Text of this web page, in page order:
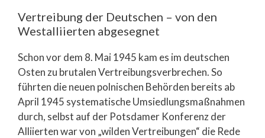
Vertreibung der Deutschen – von den
Westalliierten abgesegnet
Schon vor dem 8. Mai 1945 kam es im deutschen
Osten zu brutalen Vertreibungsverbrechen. So
führten die neuen polnischen Behörden bereits ab
April 1945 systematische Umsiedlungsmaßnahmen
durch, selbst auf der Potsdamer Konferenz der
Alliierten war von „wilden Vertreibungen“ die Rede